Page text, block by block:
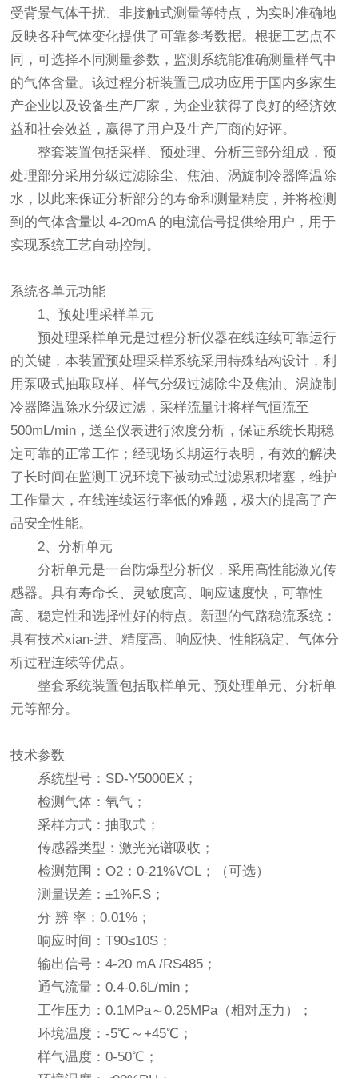
受背景气体干扰、非接触式测量等特点，为实时准确地
反映各种气体变化提供了可靠参考数据。根据工艺点不
同，可选择不同测量参数，监测系统能准确测量样气中
的气体含量。该过程分析装置已成功应用于国内多家生
产企业以及设备生产厂家，为企业获得了良好的经济效
益和社会效益，赢得了用户及生产厂商的好评。
整套装置包括采样、预处理、分析三部分组成，预
处理部分采用分级过滤除尘、焦油、涡旋制冷器降温除
水，以此来保证分析部分的寿命和测量精度，并将检测
到的气体含量以 4-20mA 的电流信号提供给用户，用于
实现系统工艺自动控制。
系统各单元功能
1、预处理采样单元
预处理采样单元是过程分析仪器在线连续可靠运行
的关键，本装置预处理采样系统采用特殊结构设计，利
用泵吸式抽取取样、样气分级过滤除尘及焦油、涡旋制
冷器降温除水分级过滤，采样流量计将样气恒流至
500mL/min，送至仪表进行浓度分析，保证系统长期稳
定可靠的正常工作；经现场长期运行表明，有效的解决
了长时间在监测工况环境下被动式过滤累积堵塞，维护
工作量大，在线连续运行率低的难题，极大的提高了产
品安全性能。
2、分析单元
分析单元是一台防爆型分析仪，采用高性能激光传
感器。具有寿命长、灵敏度高、响应速度快，可靠性
高、稳定性和选择性好的特点。新型的气路稳流系统：
具有技术xian-进、精度高、响应快、性能稳定、气体分
析过程连续等优点。
整套系统装置包括取样单元、预处理单元、分析单
元等部分。
技术参数
系统型号：SD-Y5000EX；
检测气体：氧气；
采样方式：抽取式；
传感器类型：激光光谱吸收；
检测范围：O2：0-21%VOL；（可选）
测量误差：±1%F.S；
分 辨 率：0.01%；
响应时间：T90≤10S；
输出信号：4-20 mA /RS485；
通气流量：0.4-0.6L/min；
工作压力：0.1MPa～0.25MPa（相对压力）；
环境温度：-5℃～+45℃；
样气温度：0-50℃；